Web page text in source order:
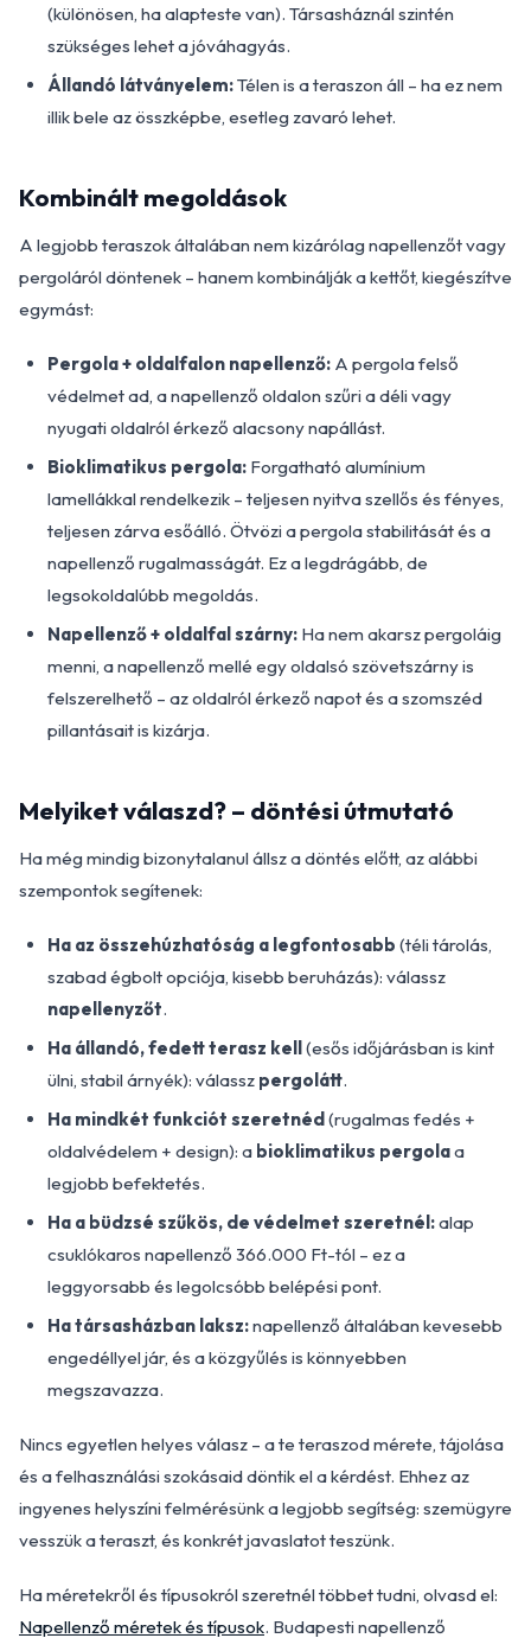
(különösen, ha alapteste van). Társasháznál szintén
szükséges lehet a jóváhagyás.
Állandó látványelem:Télen is a teraszon áll – ha ez nem
illik bele az összképbe, esetleg zavaró lehet.
Kombinált megoldások
A legjobb teraszok általában nem kizárólag napellenzőt vagy
pergoláról döntenek – hanem kombinálják a kettőt, kiegészítve
egymást:
Pergola + oldalfalon napellenző: A pergola felső
védelmet ad, a napellenző oldalon szűri a déli vagy
nyugati oldalról érkező alacsony napállást.
Bioklimatikus pergola: Forgatható alumínium
lamellákkal rendelkezik – teljesen nyitva szellős és fényes,
teljesen zárva esőálló. Ötvözi a pergola stabilitását és a
napellenző rugalmasságát. Ez a legdrágább, de
legsokoldalúbb megoldás.
Napellenző + oldalfal szárny: Ha nem akarsz pergoláig
menni, a napellenző mellé egy oldalsó szövetszárny is
felszerelhető – az oldalról érkező napot és a szomszéd
pillantásait is kizárja.
Melyiket válaszd? – döntési útmutató
Ha még mindig bizonytalanul állsz a döntés előtt, az alábbi
szempontok segítenek:
Ha az összehúzhatóság a legfontosabb (téli tárolás,
szabad égbolt opciója, kisebb beruházás): válassz
napellenyzőt.
Ha állandó, fedett terasz kell(esős időjárásban is kint
ülni, stabil árnyék): válassz pergolátt.
Ha mindkét funkciót szeretnéd(rugalmas fedés +
oldalvédelem + design): a bioklimatikus pergolaa
legjobb befektetés.
Ha a büdzsé szűkös, de védelmet szeretnél:alap
csuklókaros napellenző 366.000 Ft-tól – ez a
leggyorsabb és legolcsóbb belépési pont.
Ha társasházban laksz:napellenző általában kevesebb
engedéllyel jár, és a közgyűlés is könnyebben
megszavazza.
Nincs egyetlen helyes válasz – a te teraszod mérete, tájolása
és a felhasználási szokásaid döntik el a kérdést. Ehhez az
ingyenes helyszíni felmérésünk a legjobb segítség: szemügyre
vesszük a teraszt, és konkrét javaslatot teszünk.
Ha méretekről és típusokról szeretnél többet tudni, olvasd el:
Napellenző méretek és típusok. Budapesti napellenző